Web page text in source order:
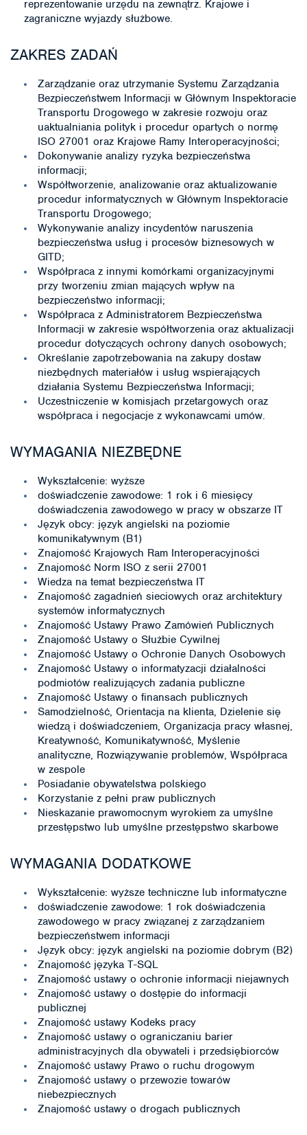
reprezentowanie urzędu na zewnątrz. Krajowe i
zagraniczne wyjazdy służbowe.
ZAKRES ZADAŃ
Zarządzanie oraz utrzymanie Systemu Zarządzania
Bezpieczeństwem Informacji w Głównym Inspektoracie
Transportu Drogowego w zakresie rozwoju oraz
uaktualniania polityk i procedur opartych o normę
ISO 27001 oraz Krajowe Ramy Interoperacyjności;
Dokonywanie analizy ryzyka bezpieczeństwa
informacji;
Współtworzenie, analizowanie oraz aktualizowanie
procedur informatycznych w Głównym Inspektoracie
Transportu Drogowego;
Wykonywanie analizy incydentów naruszenia
bezpieczeństwa usług i procesów biznesowych w
GITD;
Współpraca z innymi komórkami organizacyjnymi
przy tworzeniu zmian mających wpływ na
bezpieczeństwo informacji;
Współpraca z Administratorem Bezpieczeństwa
Informacji w zakresie współtworzenia oraz aktualizacji
procedur dotyczących ochrony danych osobowych;
Określanie zapotrzebowania na zakupy dostaw
niezbędnych materiałów i usług wspierających
działania Systemu Bezpieczeństwa Informacji;
Uczestniczenie w komisjach przetargowych oraz
współpraca i negocjacje z wykonawcami umów.
WYMAGANIA NIEZBĘDNE
Wykształcenie: wyższe
doświadczenie zawodowe: 1 rok i 6 miesięcy
doświadczenia zawodowego w pracy w obszarze IT
Język obcy: język angielski na poziomie
komunikatywnym (B1)
Znajomość Krajowych Ram Interoperacyjności
Znajomość Norm ISO z serii 27001
Wiedza na temat bezpieczeństwa IT
Znajomość zagadnień sieciowych oraz architektury
systemów informatycznych
Znajomość Ustawy Prawo Zamówień Publicznych
Znajomość Ustawy o Służbie Cywilnej
Znajomość Ustawy o Ochronie Danych Osobowych
Znajomość Ustawy o informatyzacji działalności
podmiotów realizujących zadania publiczne
Znajomość Ustawy o finansach publicznych
Samodzielność, Orientacja na klienta, Dzielenie się
wiedzą i doświadczeniem, Organizacja pracy własnej,
Kreatywność, Komunikatywność, Myślenie
analityczne, Rozwiązywanie problemów, Współpraca
w zespole
Posiadanie obywatelstwa polskiego
Korzystanie z pełni praw publicznych
Nieskazanie prawomocnym wyrokiem za umyślne
przestępstwo lub umyślne przestępstwo skarbowe
WYMAGANIA DODATKOWE
Wykształcenie: wyższe techniczne lub informatyczne
doświadczenie zawodowe: 1 rok doświadczenia
zawodowego w pracy związanej z zarządzaniem
bezpieczeństwem informacji
Język obcy: język angielski na poziomie dobrym (B2)
Znajomość języka T-SQL
Znajomość ustawy o ochronie informacji niejawnych
Znajomość ustawy o dostępie do informacji
publicznej
Znajomość ustawy Kodeks pracy
Znajomość ustawy o ograniczaniu barier
administracyjnych dla obywateli i przedsiębiorców
Znajomość ustawy Prawo o ruchu drogowym
Znajomość ustawy o przewozie towarów
niebezpiecznych
Znajomość ustawy o drogach publicznych